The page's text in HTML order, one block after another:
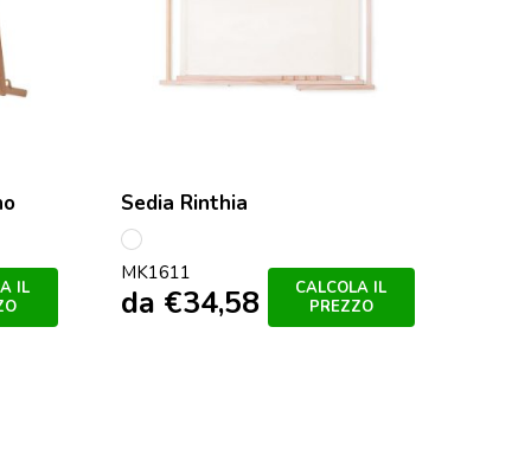
IL
Sedia Rinthia
S/C
MK1611
da €34,58
CALCOLA IL
PREZZO